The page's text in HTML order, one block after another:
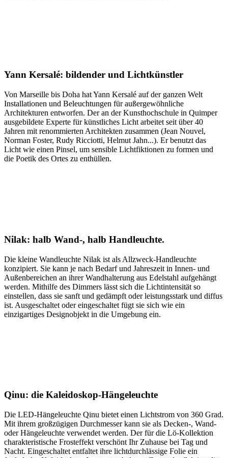
Yann Kersalé: bildender und Lichtkünstler
Von Marseille bis Doha hat Yann Kersalé auf der ganzen Welt
Installationen und Beleuchtungen für außergewöhnliche
Architekturen entworfen. Der an der Kunsthochschule in Quimper
ausgebildete Experte für künstliches Licht arbeitet seit über 40
Jahren mit renommierten Architekten zusammen (Jean Nouvel,
Norman Foster, Rudy Ricciotti, Helmut Jahn...). Er benutzt das
Licht wie einen Pinsel, um sensible Lichtfiktionen zu formen und
die Poetik des Ortes zu enthüllen.
Nilak: halb Wand-, halb Handleuchte.
Die kleine Wandleuchte Nilak ist als Allzweck-Handleuchte
konzipiert. Sie kann je nach Bedarf und Jahreszeit in Innen- und
Außenbereichen an ihrer Wandhalterung aus Edelstahl aufgehängt
werden. Mithilfe des Dimmers lässt sich die Lichtintensität so
einstellen, dass sie sanft und gedämpft oder leistungsstark und diffus
ist. Ausgeschaltet oder eingeschaltet fügt sie sich wie ein
einzigartiges Designobjekt in die Umgebung ein.
Qinu: die Kaleidoskop-Hängeleuchte
Die LED-Hängeleuchte Qinu bietet einen Lichtstrom von 360 Grad.
Mit ihrem großzügigen Durchmesser kann sie als Decken-, Wand-
oder Hängeleuchte verwendet werden. Der für die Lö-Kollektion
charakteristische Frosteffekt verschönt Ihr Zuhause bei Tag und
Nacht. Eingeschaltet entfaltet ihre lichtdurchlässige Folie ein